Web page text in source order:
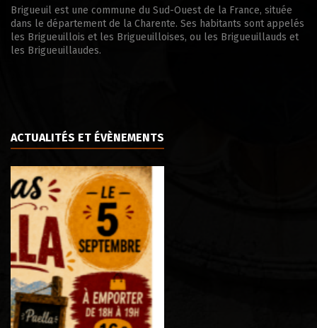
Brigueuil est une commune du Sud-Ouest de la France, située
dans le département de la Charente. Ses habitants sont appelés
les Brigueuillois et les Brigueuilloises, ou les Brigueuillauds et
les Brigueuillaudes.
ACTUALITÉS ET ÉVÈNEMENTS